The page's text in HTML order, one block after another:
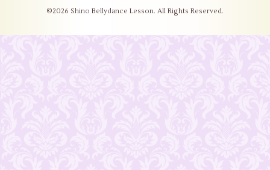
©2026 Shino Bellydance Lesson. All Rights Reserved.